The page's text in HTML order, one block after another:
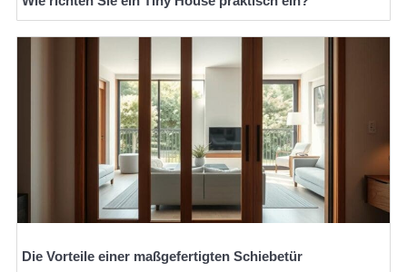
Die Vorteile einer maßgefertigten Schiebetür